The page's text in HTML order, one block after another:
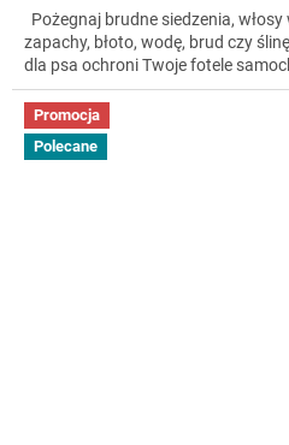
Pożegnaj brudne siedzenia,
zapachy, błoto, wodę, brud czy
dla psa ochroni Twoje fotele
Promocja
Polecane